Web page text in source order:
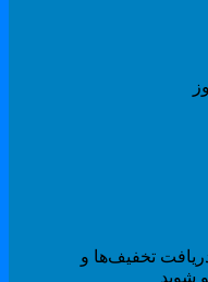
تخفیف‌ها و